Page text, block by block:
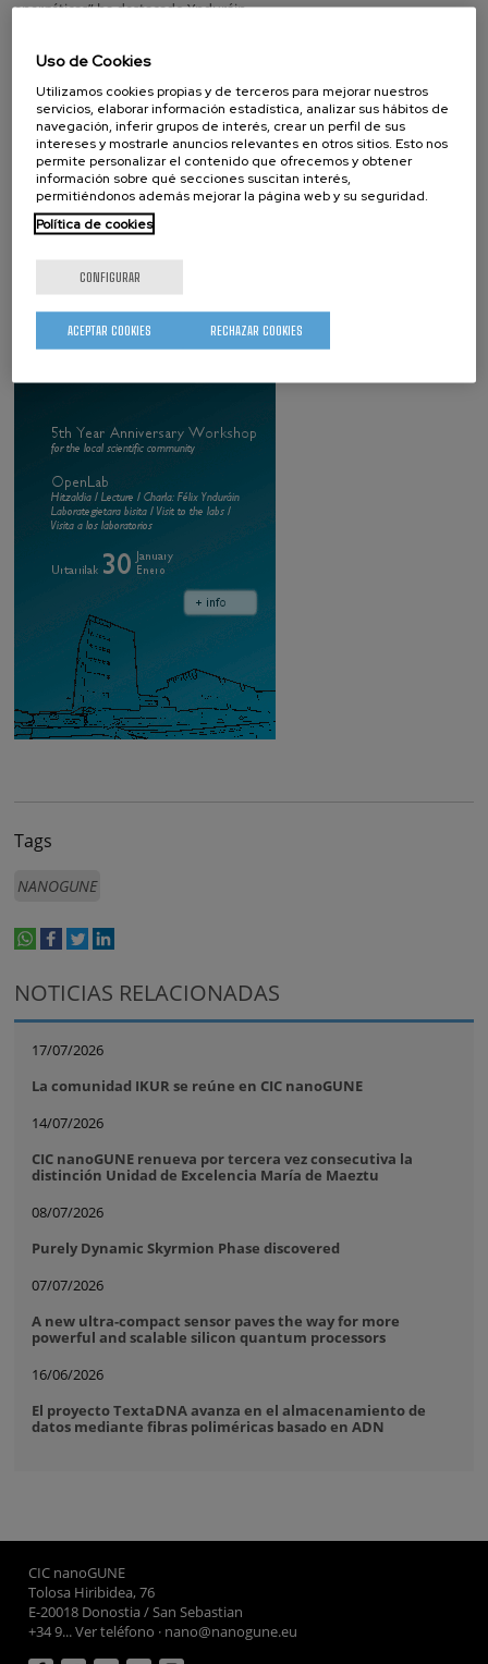
energéticas” ha destacado Ynduráin.
nanoGUNE. Esta iniciativa ha sido un rotundo éxito, ya que desde días
antes se había completado el aforo. Quienes han acudido a la visita
han tenido la oportunidad de conocer la sala blanca, un microscopio
único en el mundo que permite medir propiedades electrónicas,
mecánicas y ópticas a escala atómica, un microscopio electrónico con
el cual han visto grafeno hecho por Graphenea, la primera start-up de
nanoGUNE, y toda una serie de tecnologías distribuidas en
electromagnéticas, ruido y suciedad. Todo un viaje al nanomundo al
alcance de todos los públicos.
Tags
NANOGUNE
NOTICIAS RELACIONADAS
17/07/2026
La comunidad IKUR se reúne en CIC nanoGUNE
14/07/2026
CIC nanoGUNE renueva por tercera vez consecutiva la
distinción Unidad de Excelencia María de Maeztu
08/07/2026
Purely Dynamic Skyrmion Phase discovered
07/07/2026
A new ultra-compact sensor paves the way for more
powerful and scalable silicon quantum processors
16/06/2026
El proyecto TextaDNA avanza en el almacenamiento de
datos mediante fibras poliméricas basado en ADN
CIC nanoGUNE
Tolosa Hiribidea, 76
E-20018 Donostia / San Sebastian
+34 9... Ver teléfono · nano@nanogune.eu
Uso de Cookies
Utilizamos cookies propias y de terceros para mejorar nuestros
servicios, elaborar información estadística, analizar sus hábitos de
navegación, inferir grupos de interés, crear un perfil de sus
intereses y mostrarle anuncios relevantes en otros sitios. Esto nos
permite personalizar el contenido que ofrecemos y obtener
información sobre qué secciones suscitan interés,
permitiéndonos además mejorar la página web y su seguridad.
Política de cookies
CONFIGURAR
RECHAZAR COOKIES
ACEPTAR COOKIES